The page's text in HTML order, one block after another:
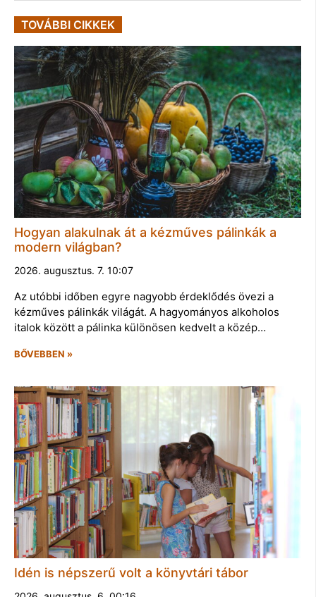
TOVÁBBI CIKKEK
Hogyan alakulnak át a kézműves pálinkák a
modern világban?
2026. augusztus. 7. 10:07
Az utóbbi időben egyre nagyobb érdeklődés övezi a
kézműves pálinkák világát. A hagyományos alkoholos
italok között a pálinka különösen kedvelt a közép…
BŐVEBBEN »
Idén is népszerű volt a könyvtári tábor